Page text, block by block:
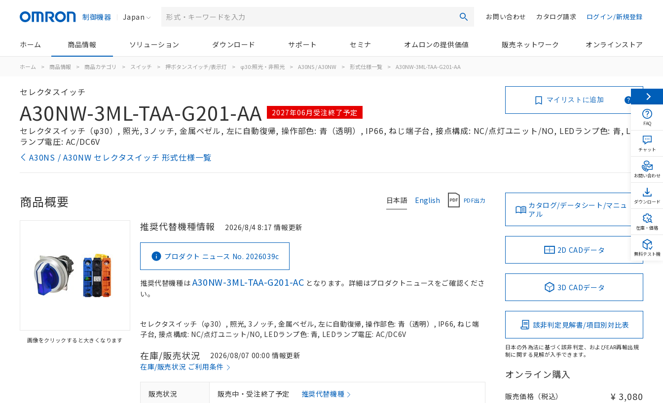
制御機器 Japan 検索 ログイン/新規登録
カタログ請求
お問い合わせ
ホーム 商品情報 ソリューション ダウンロード サポート セミナ オムロンの提供価値 販売ネットワーク オンラインストア
ホーム > 商品情報 > 商品カテゴリ > スイッチ > 押ボタンスイッチ/表示灯 > φ30:照光・非照光 > A30NS / A30NW > 形式仕様一覧 > A30NW-3ML-TAA-G201-AA
セレクタスイッチ
A30NW-3ML-TAA-G201-AA 2027年06月受注終了予定
セレクタスイッチ（φ30）, 照光, 3ノッチ, 金属ベゼル, 左に自動復帰, 操作部色: 青（透明）, IP66, ねじ端子台, 接点構成: NC/点灯ユニット/NO, LEDランプ色: 青, LED
ランプ電圧: AC/DC6V
A30NS / A30NW セレクタスイッチ 形式仕様一覧
マイリストに追加
日本語 English PDF出力
商品概要
画像をクリックすると大きくなります
推奨代替機種情報 2026/8/4 8:17 情報更新
プロダクト ニュース No. 2026039c
推奨代替機種はA30NW-3ML-TAA-G201-AC となります。詳細はプロダクトニュースをご確認くださ
い。
セレクタスイッチ（φ30）, 照光, 3ノッチ, 金属ベゼル, 左に自動復帰, 操作部色: 青（透明）, IP66, ねじ端
子台, 接点構成: NC/点灯ユニット/NO, LEDランプ色: 青, LEDランプ電圧: AC/DC6V
在庫/販売状況
2026/08/07 00:00 情報更新
在庫/販売状況 ご利用条件
販売状況 販売中・受注終了予定 推奨代替機種
カタログ/データシート/マニュ
アル
2D CADデータ
3D CADデータ
該非判定見解書/項目別対比表
日本の外為法に基づく該非判定、およびEAR再輸出規
制に関する見解が入手できます。
オンライン購入
販売価格（税込） ¥ 3,080
FAQ
チャット
お問い合わせ
ダウンロード
在庫・価格
無料テスト機